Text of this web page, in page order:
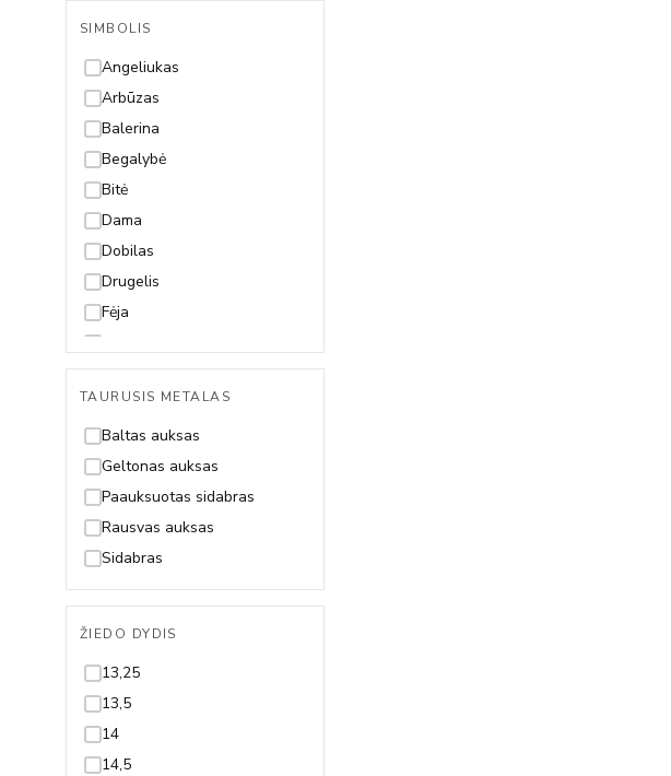
SIMBOLIS
Angeliukas
Arbūzas
Balerina
Begalybė
Bitė
Dama
Dobilas
Drugelis
Fėja
Gyvatė
Gyvybės medis
Inicialas/Raidė
Kačiukas
Karūna
Kaspinas
Keksiukas
Kryželis
Mėnulis
Muzika
Paukštis
Pėdutė
TAURUSIS METALAS
Baltas auksas
Geltonas auksas
Paauksuotas sidabras
Rausvas auksas
Sidabras
ŽIEDO DYDIS
13,25
13,5
14
14,5